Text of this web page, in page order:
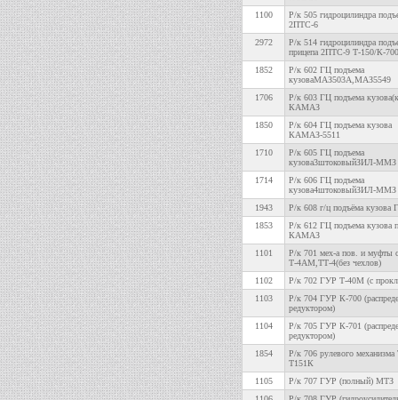
1100
Р/к 505 гидроцилиндра
2ПТС-6
2972
Р/к 514 гидроцилиндра
прицепа 2ПТС-9 Т-150/К-700
1852
Р/к 602 ГЦ подъема
кузоваМАЗ503А,МАЗ5549
1706
Р/к 603 ГЦ подъема
КАМАЗ
1850
Р/к 604 ГЦ подъема кузова
КАМАЗ-5511
1710
Р/к 605 ГЦ подъема
кузова3штоковыйЗИЛ-ММЗ
1714
Р/к 606 ГЦ подъема
кузова4штоковыйЗИЛ-ММЗ
1943
Р/к 608 г/ц подъёма кузова
1853
Р/к 612 ГЦ подъема кузова
КАМАЗ
1101
Р/к 701 мех-а пов. и муфты
Т-4АМ,ТТ-4(без чехлов)
1102
Р/к 702 ГУР Т-40М (с
1103
Р/к 704 ГУР К-700
редуктором)
1104
Р/к 705 ГУР К-701
редуктором)
1854
Р/к 706 рулевого
Т151К
1105
Р/к 707 ГУР (полный) МТЗ